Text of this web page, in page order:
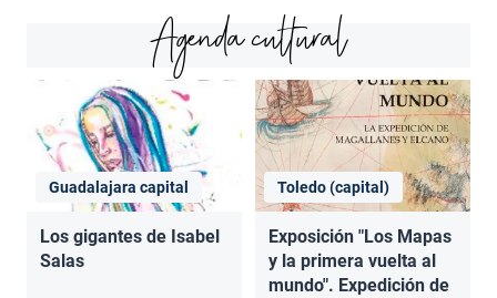
Agenda cultural
Guadalajara capital
Los gigantes de Isabel
Salas
Toledo (capital)
Exposición "Los Mapas
y la primera vuelta al
mundo". Expedición de